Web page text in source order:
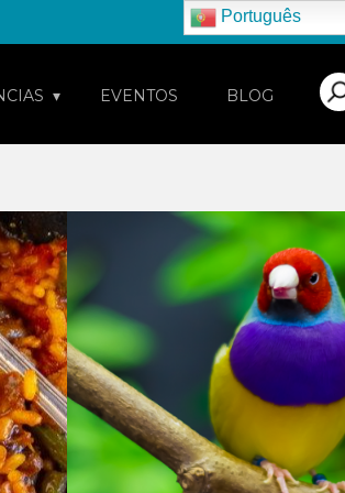
Português
EVENTOS BLOG